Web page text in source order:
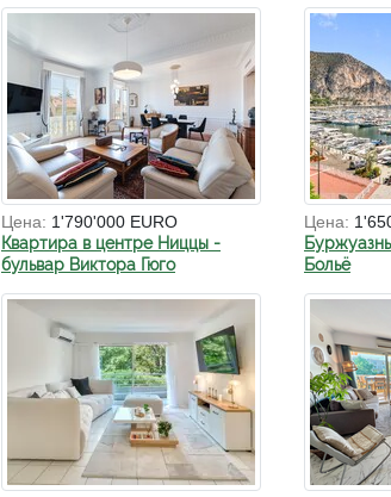
Цена: 1'790'000 EURO
Квартира в центре Ниццы -
бульвар Виктора Гюго
Цена:
Больё